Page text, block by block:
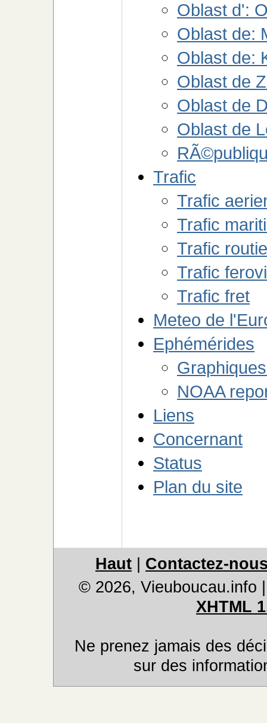
Oblast d':
Oblast de:
Oblast de:
Oblast de
Oblast de
Oblast de
Trafic
Trafic
Trafic
Trafic
Trafic
Trafic fret
Meteo de
Ephémérides
NOAA
Liens
Concernant
Status
Plan du site
Haut
Contactez-
© 2026, Vieuboucau.info
XHTML
Ne prenez jamais des
sur des